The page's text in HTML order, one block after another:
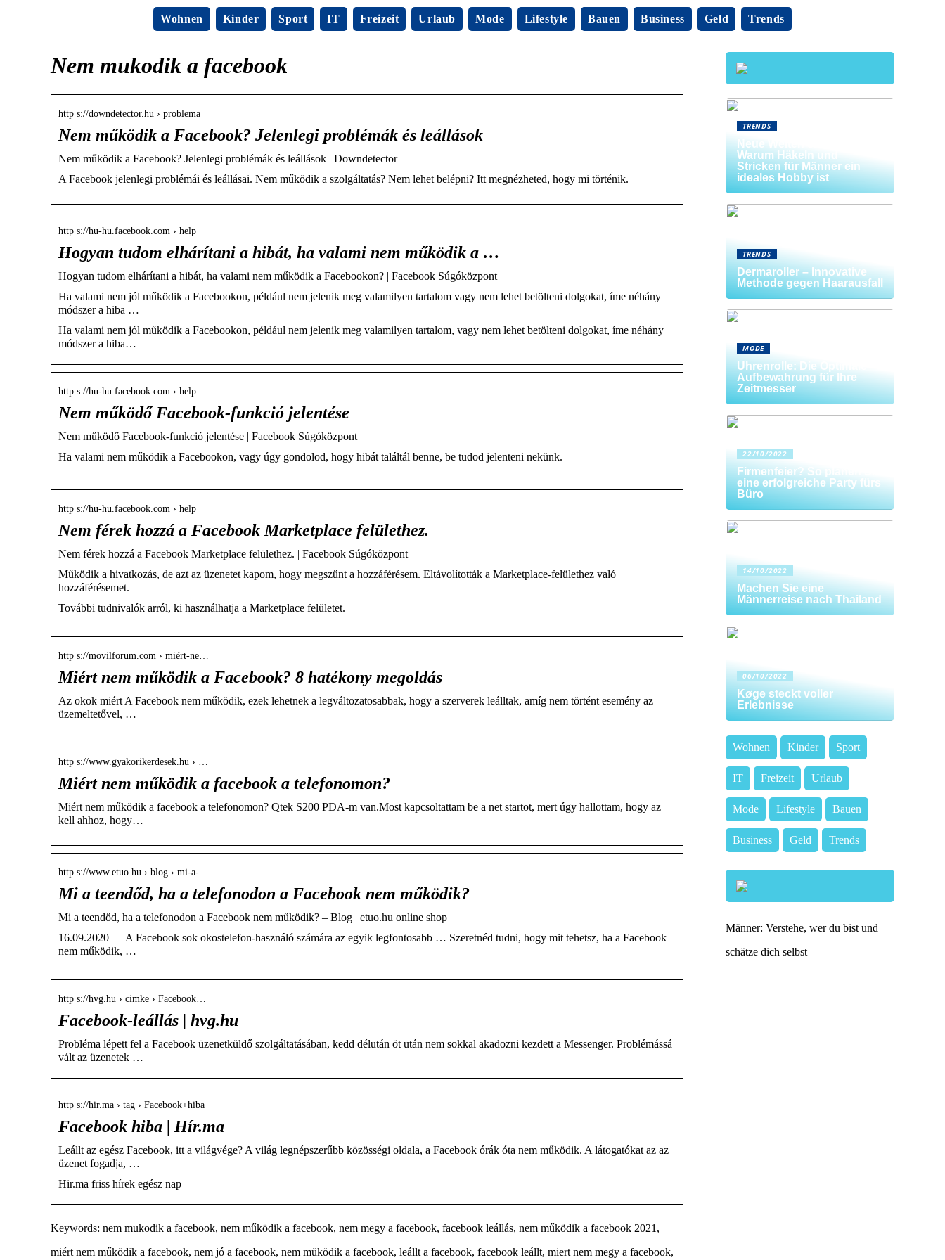
Wohnen Kinder Sport IT Freizeit Urlaub Mode Lifestyle Bauen Business Geld Trends
Nem mukodik a facebook
http s://downdetector.hu › problema
Nem működik a Facebook? Jelenlegi problémák és leállások
Nem működik a Facebook? Jelenlegi problémák és leállások | Downdetector
A Facebook jelenlegi problémái és leállásai. Nem működik a szolgáltatás? Nem lehet belépni? Itt megnézheted, hogy mi történik.
http s://hu-hu.facebook.com › help
Hogyan tudom elhárítani a hibát, ha valami nem működik a …
Hogyan tudom elhárítani a hibát, ha valami nem működik a Facebookon? | Facebook Súgóközpont
Ha valami nem jól működik a Facebookon, például nem jelenik meg valamilyen tartalom vagy nem lehet betölteni dolgokat, íme néhány
módszer a hiba …
Ha valami nem jól működik a Facebookon, például nem jelenik meg valamilyen tartalom, vagy nem lehet betölteni dolgokat, íme néhány
módszer a hiba…
http s://hu-hu.facebook.com › help
Nem működő Facebook-funkció jelentése
Nem működő Facebook-funkció jelentése | Facebook Súgóközpont
Ha valami nem működik a Facebookon, vagy úgy gondolod, hogy hibát találtál benne, be tudod jelenteni nekünk.
http s://hu-hu.facebook.com › help
Nem férek hozzá a Facebook Marketplace felülethez.
Nem férek hozzá a Facebook Marketplace felülethez. | Facebook Súgóközpont
Működik a hivatkozás, de azt az üzenetet kapom, hogy megszűnt a hozzáférésem. Eltávolították a Marketplace-felülethez való
hozzáférésemet.
További tudnivalók arról, ki használhatja a Marketplace felületet.
http s://movilforum.com › miért-ne…
Miért nem működik a Facebook? 8 hatékony megoldás
Az okok miért A Facebook nem működik, ezek lehetnek a legváltozatosabbak, hogy a szerverek leálltak, amíg nem történt esemény az
üzemeltetővel, …
http s://www.gyakorikerdesek.hu › …
Miért nem működik a facebook a telefonomon?
Miért nem működik a facebook a telefonomon? Qtek S200 PDA-m van.Most kapcsoltattam be a net startot, mert úgy hallottam, hogy az
kell ahhoz, hogy…
http s://www.etuo.hu › blog › mi-a-…
Mi a teendőd, ha a telefonodon a Facebook nem működik?
Mi a teendőd, ha a telefonodon a Facebook nem működik? – Blog | etuo.hu online shop
16.09.2020 — A Facebook sok okostelefon-használó számára az egyik legfontosabb … Szeretnéd tudni, hogy mit tehetsz, ha a Facebook
nem működik, …
http s://hvg.hu › cimke › Facebook…
Facebook-leállás | hvg.hu
Probléma lépett fel a Facebook üzenetküldő szolgáltatásában, kedd délután öt után nem sokkal akadozni kezdett a Messenger. Problémássá
vált az üzenetek …
http s://hir.ma › tag › Facebook+hiba
Facebook hiba | Hír.ma
Leállt az egész Facebook, itt a világvége? A világ legnépszerűbb közösségi oldala, a Facebook órák óta nem működik. A látogatókat az az
üzenet fogadja, …
Hir.ma friss hírek egész nap
Keywords: nem mukodik a facebook, nem működik a facebook, nem megy a facebook, facebook leállás, nem működik a facebook 2021,
miért nem működik a facebook, nem jó a facebook, nem müködik a facebook, leállt a facebook, facebook leállt, miert nem megy a facebook,
TRENDS
Neue Welten entdecken:
Warum Häkeln und
Stricken für Männer ein
ideales Hobby ist
TRENDS
Dermaroller – Innovative
Methode gegen Haarausfall
MODE
Uhrenrolle: Die Optimale
Aufbewahrung für Ihre
Zeitmesser
22/10/2022
Firmenfeier? So planen Sie
eine erfolgreiche Party fürs
Büro
14/10/2022
Machen Sie eine
Männerreise nach Thailand
06/10/2022
Køge steckt voller
Erlebnisse
Wohnen Kinder Sport
IT Freizeit Urlaub
Mode Lifestyle Bauen
Business Geld Trends
Männer: Verstehe, wer du bist und
schätze dich selbst